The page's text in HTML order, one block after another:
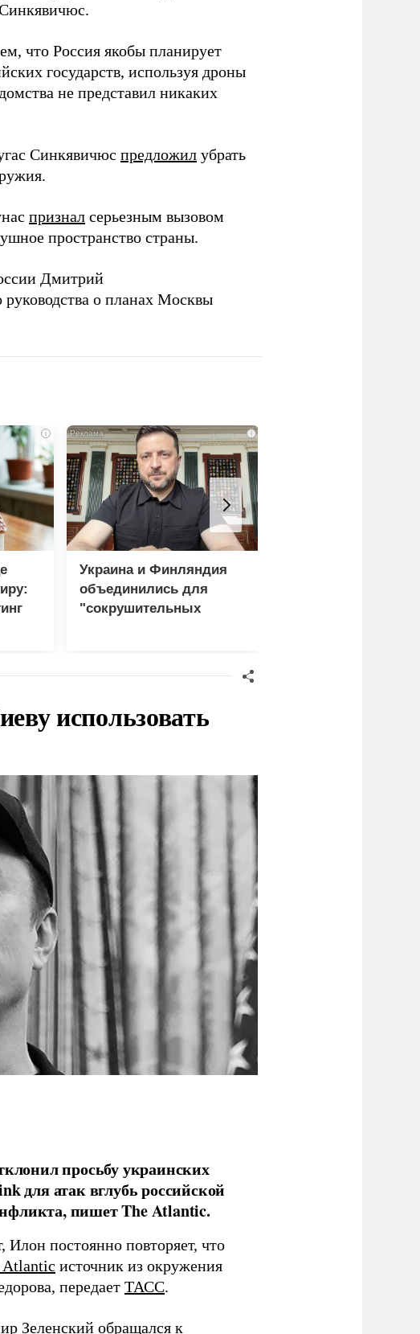
что Россия якобы планирует
государств, используя дроны
не представил никаких
Синкявичюс предложил убрать
признал серьезным вызовом
пространство страны.
Дмитрий
руководства о планах Москвы
i i
Украина и Финляндия
объединились для
"сокрушительных
использовать
просьбу украинских
для атак вглубь российской
пишет The Atlantic.
постоянно повторяет, что
Atlantic источник из окружения
передает ТАСС.
Зеленский обращался к